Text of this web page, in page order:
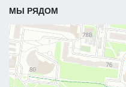
МЫ РЯДОМ